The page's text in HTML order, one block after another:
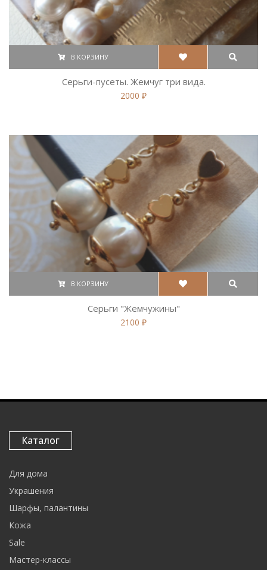
В КОРЗИНУ
Серьги-пусеты. Жемчуг три вида.
2000 ₽
В КОРЗИНУ
Серьги "Жемчужины"
2100 ₽
Каталог
Для дома
Украшения
Шарфы, палантины
Кожа
Sale
Мастер-классы